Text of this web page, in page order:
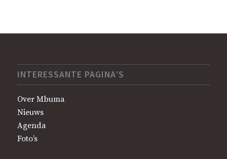
INTERESSANTE PAGINA’S
Over Mbuma
Nieuws
Agenda
Foto’s